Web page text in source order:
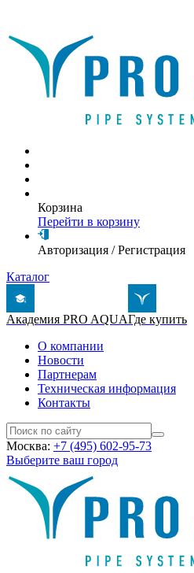
Корзина
Перейти в корзину
Авторизация /Регистрация
Каталог
Академия PRO AQUAГде купить
О компании
Новости
Партнерам
Техническая информация
Контакты
Москва: +7 (495) 602-95-73
Выберите ваш город